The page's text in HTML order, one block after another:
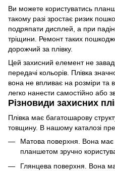
Ви можете користуватись
такому разі зростає ризик
подряпати дисплей, а при
тріщини. Ремонт таких
дорожчий за плівку.
Цей захисний елемент не
передачі кольорів. Плівка
вона не впливає на розміри та
легко нанести самостійно або
Різновиди захисних
Плівка має багатошарову
товщину. В нашому каталозі
Матова поверхня. Вона має
планшетом зручно
Глянцева поверхня. Вона